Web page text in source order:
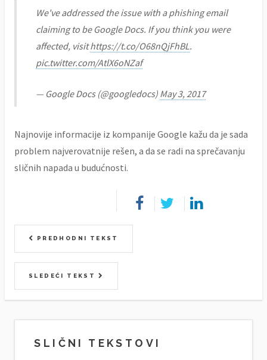
We've addressed the issue with a phishing email
claiming to be Google Docs. If you think you were
affected, visithttps://t.co/O68nQjFhBL.
pic.twitter.com/AtlX6oNZaf
— Google Docs (@googledocs) May 3, 2017
Najnovije informacije iz kompanije Google kažu da je sada
problem najverovatnije rešen, a da se radi na sprečavanju
sličnih napada u budućnosti.
PREDHODNI TEKST
SLEDEĆI TEKST
SLIČNI TEKSTOVI